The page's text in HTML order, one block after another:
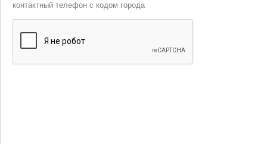
контактный телефон с кодом города